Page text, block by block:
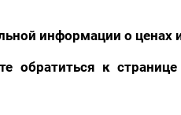
информации о
обратиться к странице